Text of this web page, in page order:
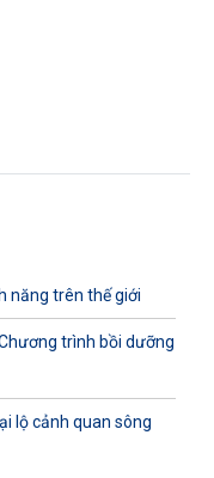
năng trên thế giới
trình bồi dưỡng
lộ cảnh quan sông